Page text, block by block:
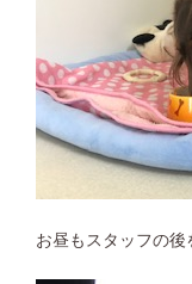
お昼もスタッフの